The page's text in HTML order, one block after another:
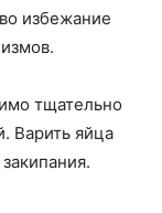
избежание
тщательно
Варить яйца